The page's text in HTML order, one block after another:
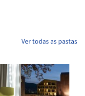
Ver todas as pastas